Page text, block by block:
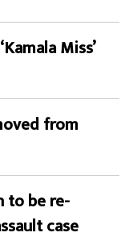
Miss’
from
to be re-
case